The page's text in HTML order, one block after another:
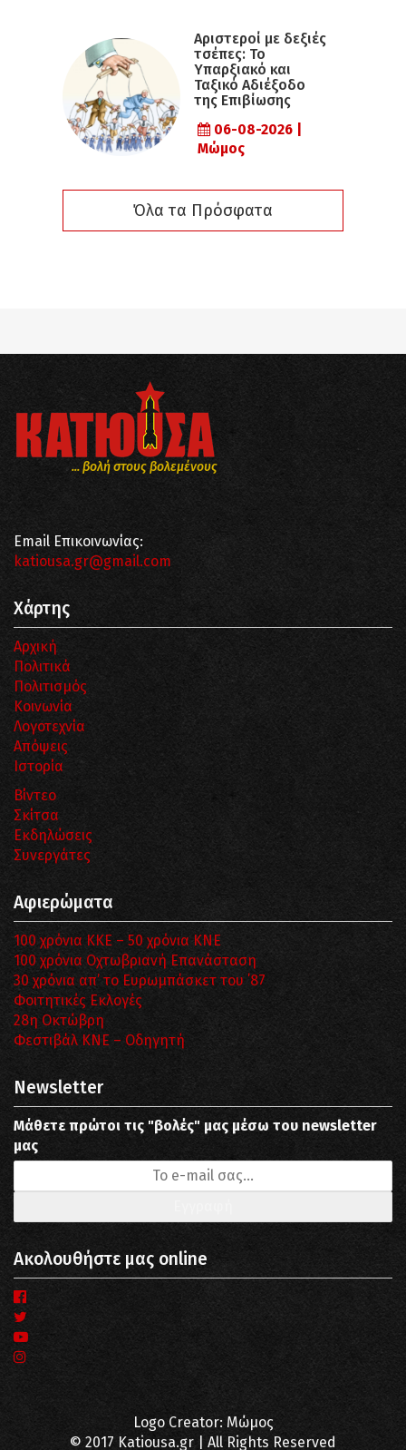
Αριστεροί με δεξιές
τσέπες: Το
Υπαρξιακό και
Ταξικό Αδιέξοδο
της Επιβίωσης
06-08-2026 |
Μώμος
Όλα τα Πρόσφατα
... βολή στους βολεμένους
Email Επικοινωνίας:
katiousa.gr@gmail.com
Χάρτης
Αρχική
Πολιτικά
Πολιτισμός
Κοινωνία
Λογοτεχνία
Απόψεις
Ιστορία
Βίντεο
Σκίτσα
Εκδηλώσεις
Συνεργάτες
Αφιερώματα
100 χρόνια ΚΚΕ – 50 χρόνια ΚΝΕ
100 χρόνια Οχτωβριανή Επανάσταση
30 χρόνια απ’ το Ευρωμπάσκετ του ΄87
Φοιτητικές Εκλογές
28η Οκτώβρη
Φεστιβάλ ΚΝΕ – Οδηγητή
Newsletter
Μάθετε πρώτοι τις "βολές" μας μέσω του newsletter
μας
Ακολουθήστε μας online
Logo Creator: Μώμος
© 2017 Katiousa.gr | All Rights Reserved